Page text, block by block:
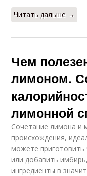
Читать дальше →
Чем
лимоном.
лимонной
Сочетание лимона и
происхождения,
можете
или добавить
ингредиенты в